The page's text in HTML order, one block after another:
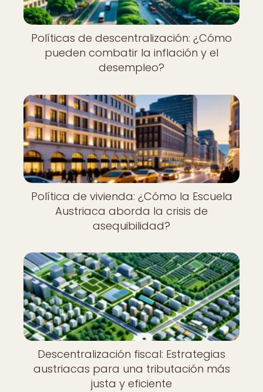
Políticas de descentralización: ¿Cómo
pueden combatir la inflación y el
desempleo?
Política de vivienda: ¿Cómo la Escuela
Austriaca aborda la crisis de
asequibilidad?
Descentralización fiscal: Estrategias
austriacas para una tributación más
justa y eficiente